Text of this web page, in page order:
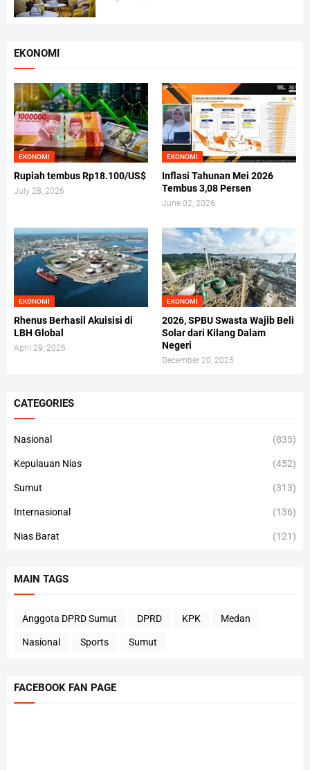
EKONOMI
EKONOMI
Rupiah tembus Rp18.100/US$
July 28, 2026
EKONOMI
Inflasi Tahunan Mei 2026
Tembus 3,08 Persen
June 02, 2026
EKONOMI
Rhenus Berhasil Akuisisi di
LBH Global
April 29, 2026
EKONOMI
2026, SPBU Swasta Wajib Beli
Solar dari Kilang Dalam
Negeri
December 20, 2025
CATEGORIES
Nasional (835)
Kepulauan Nias (452)
Sumut (313)
Internasional (136)
Nias Barat (121)
MAIN TAGS
Anggota DPRD Sumut DPRD KPK Medan
Nasional Sports Sumut
FACEBOOK FAN PAGE